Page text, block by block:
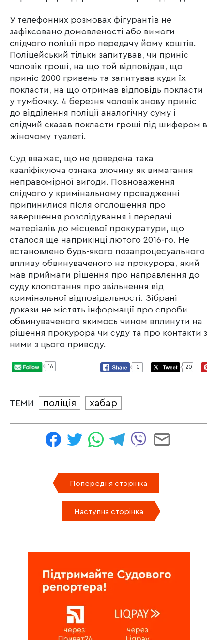
У телефонних розмовах фігурантів не
зафіксовано домовленості або вимоги
слідчого поліції про передачу йому коштів.
Поліцейський тільки запитував, чи приніс
чоловік гроші, на що той відповідав, що
приніс 2000 гривень та запитував куди їх
покласти, на що отримав відповідь покласти
у тумбочку. 4 березня чоловік знову приніс
до відділення поліції аналогічну суму і
слідчий сказав покласти гроші під шифером в
жіночому туалеті.
Суд вважає, що не доведена така
кваліфікуюча ознака злочину як вимагання
неправомірної вигоди. Повноваження
слідчого у кримінальному провадженні
припинилися після оголошення про
завершення розслідування і передачі
матеріалів до місцевої прокуратури, що
сталося ще наприкінці лютого 2016-го. Не
встановлено будь-якого позапроцесуального
впливу обвинуваченого на прокурора, який
мав приймати рішення про направлення до
суду клопотання про звільнення від
кримінальної відповідальності. Зібрані
докази не містять інформації про спроби
обвинуваченого якимось чином вплинути на
рішення прокурора чи суду та про контакти з
ними з цього приводу.
16 0 20
ТЕМИ поліція хабар
Попередня сторінка
Наступна сторінка